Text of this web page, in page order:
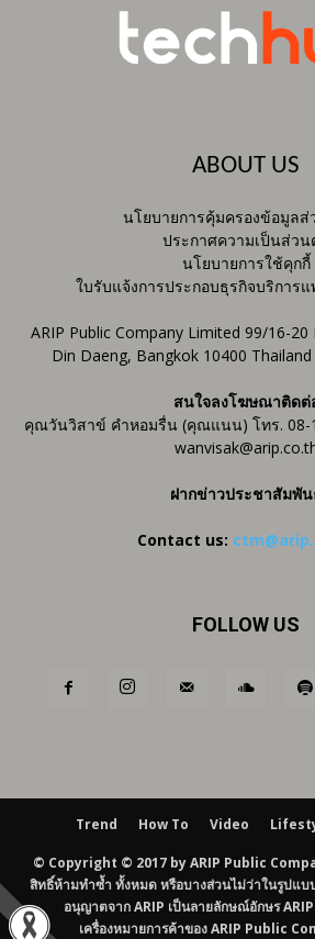
ABOUT US
นโยบายการคุ้มครองข้อมูล
ประกาศความเป็นส่วน
นโยบายการใช้คุกกี้
ใบรับแจ้งการประกอบธุรกิจบริการ
ARIP Public Company Limited 99/16-20
Din Daeng, Bangkok 10400
สนใจลงโฆษณาติดต่
คุณวันวิสาข์ คำหอมรื่น (คุณแนน) โทร. 08-
ฝากข่าวประชาสัมพั
Contact us:
FOLLOW US
Trend How To Video
© Copyright © 2017 by ARIP Public
สิทธิ์ห้ามทำซ้ำ ทั้งหมด หรือบางส่วนไม่ว่าในรูปแบ
อนุญาตจาก ARIP เป็นลายลักษณ์อักษร ARIP
เครื่องหมายการค้าของ ARIP Public